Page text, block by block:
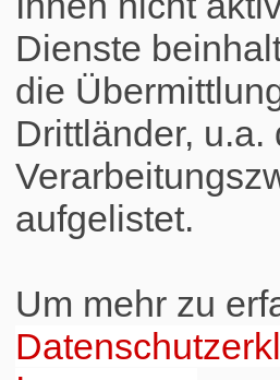
Dienste
die
Drittländer,
aufgelistet.
Um mehr zu